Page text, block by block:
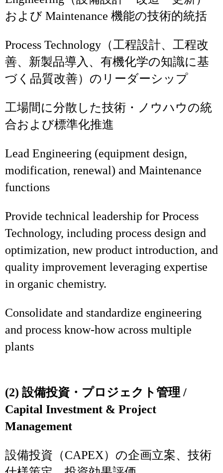
および Maintenance 機能の技術的統括
Process Technology（工程設計、工程改
善、新製品導入、有機化学の知識に基
づく品質改善）のリーダーシップ
工場間に分散した技術・ノウハウの統
合および標準化推進
Lead Engineering (equipment design,
modification, renewal) and Maintenance
functions
Provide technical leadership for Process
Technology, including process design and
optimization, new product introduction, and
quality improvement leveraging expertise
in organic chemistry.
Consolidate and standardize engineering
and process know‑how across multiple
plants
(2) 設備投資・プロジェクト管理 /
Capital Investment & Project
Management
設備投資（CAPEX）の企画立案、技術